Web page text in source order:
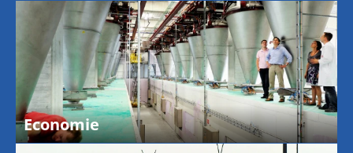
Economie